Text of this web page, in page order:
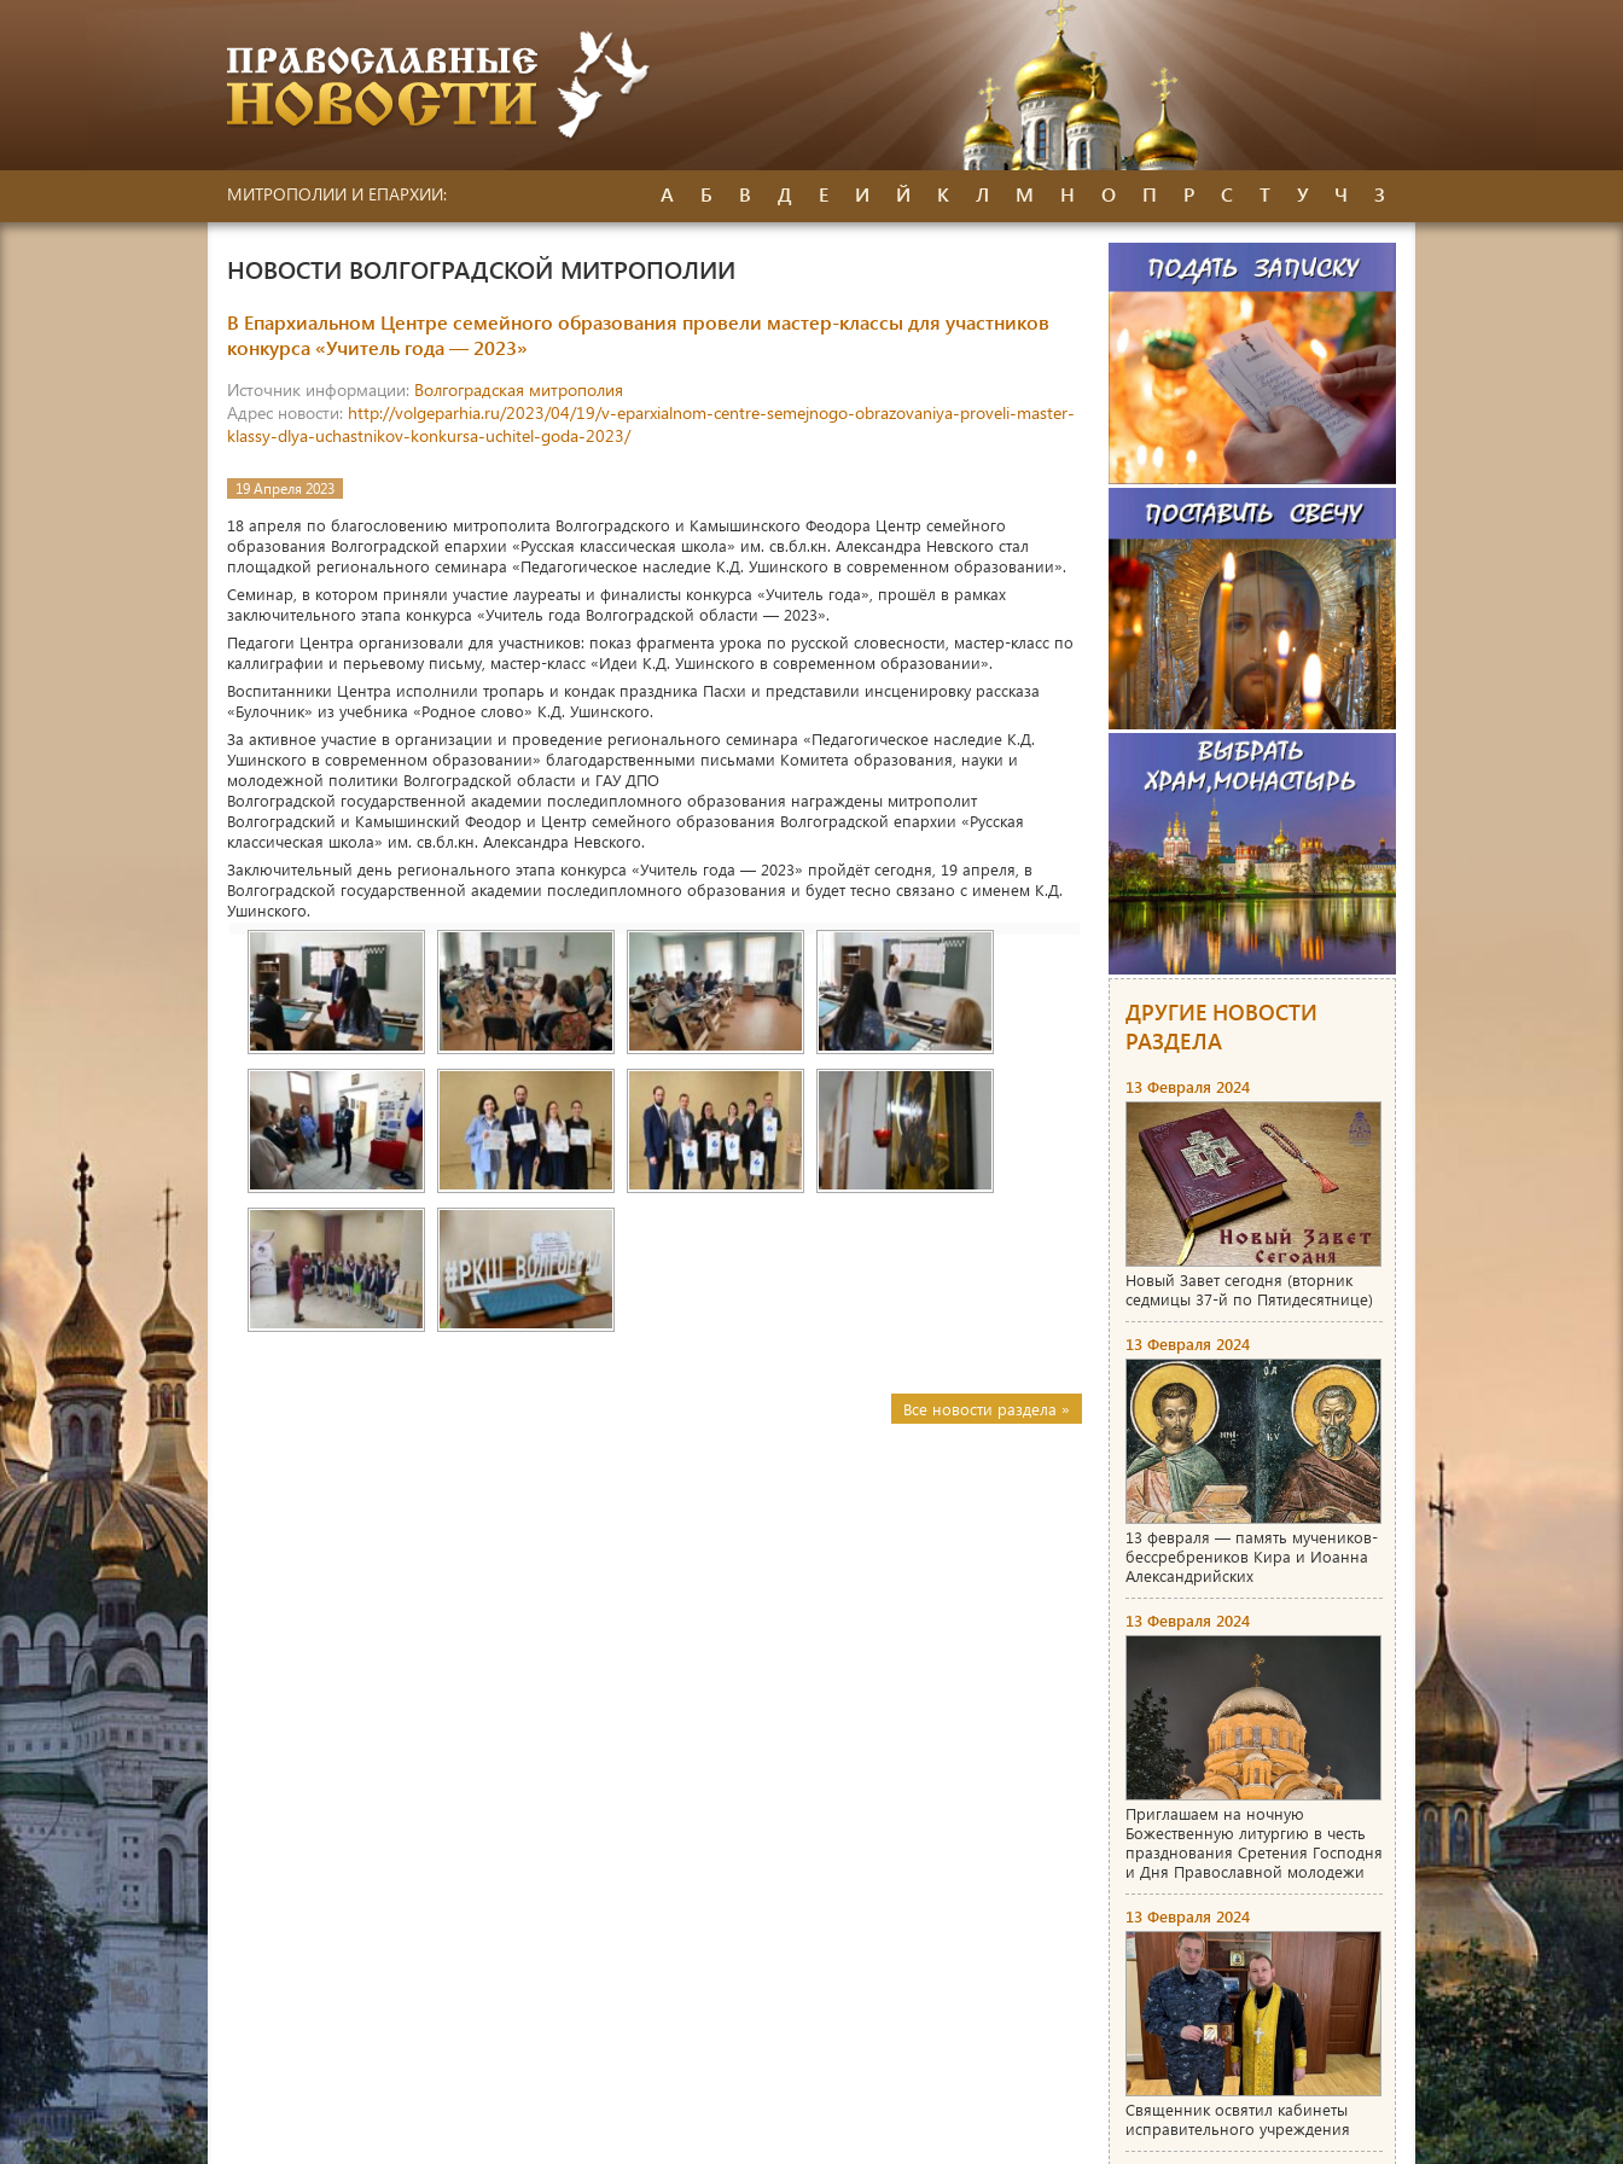
МИТРОПОЛИИ И ЕПАРХИИ: А Б В Д Е И Й К Л М Н О П Р С Т У Ч З
НОВОСТИ ВОЛГОГРАДСКОЙ МИТРОПОЛИИ
В Епархиальном Центре семейного образования провели мастер-классы для участников
конкурса «Учитель года — 2023»
Источник информации: Волгоградская митрополия
Адрес новости: http://volgeparhia.ru/2023/04/19/v-eparxialnom-centre-semejnogo-obrazovaniya-proveli-master-
klassy-dlya-uchastnikov-konkursa-uchitel-goda-2023/
19 Апреля 2023
18 апреля по благословению митрополита Волгоградского и Камышинского Феодора Центр семейного
образования Волгоградской епархии «Русская классическая школа» им. св.бл.кн. Александра Невского стал
площадкой регионального семинара «Педагогическое наследие К.Д. Ушинского в современном образовании».
Семинар, в котором приняли участие лауреаты и финалисты конкурса «Учитель года», прошёл в рамках
заключительного этапа конкурса «Учитель года Волгоградской области — 2023».
Педагоги Центра организовали для участников: показ фрагмента урока по русской словесности, мастер-класс по
каллиграфии и перьевому письму, мастер-класс «Идеи К.Д. Ушинского в современном образовании».
Воспитанники Центра исполнили тропарь и кондак праздника Пасхи и представили инсценировку рассказа
«Булочник» из учебника «Родное слово» К.Д. Ушинского.
За активное участие в организации и проведение регионального семинара «Педагогическое наследие К.Д.
Ушинского в современном образовании» благодарственными письмами Комитета образования, науки и
молодежной политики Волгоградской области и ГАУ ДПО
Волгоградской государственной академии последипломного образования награждены митрополит
Волгоградский и Камышинский Феодор и Центр семейного образования Волгоградской епархии «Русская
классическая школа» им. св.бл.кн. Александра Невского.
Заключительный день регионального этапа конкурса «Учитель года — 2023» пройдёт сегодня, 19 апреля, в
Волгоградской государственной академии последипломного образования и будет тесно связано с именем К.Д.
Ушинского.
Все новости раздела »
ДРУГИЕ НОВОСТИ
РАЗДЕЛА
13 Февраля 2024
Новый Завет сегодня (вторник
седмицы 37-й по Пятидесятнице)
13 Февраля 2024
13 февраля — память мучеников-
бессребреников Кира и Иоанна
Александрийских
13 Февраля 2024
Приглашаем на ночную
Божественную литургию в честь
празднования Сретения Господня
и Дня Православной молодежи
13 Февраля 2024
Священник освятил кабинеты
исправительного учреждения